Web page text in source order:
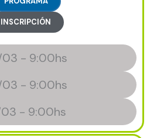
INSCRIPCIÓN
- 9:00hs
03 - 9:00hs
03 - 9:00hs